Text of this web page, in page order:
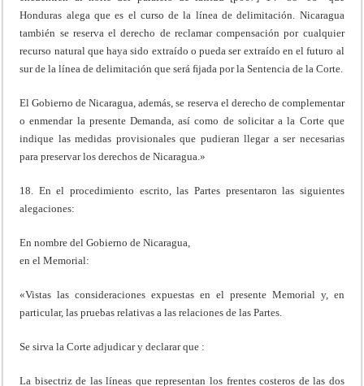
Honduras alega que es el curso de la línea de delimitación. Nicaragua
también se reserva el derecho de reclamar compensación por cualquier
recurso natural que haya sido extraído o pueda ser extraído en el futuro al
sur de la línea de delimitación que será ﬁjada por la Sentencia de la Corte.
El Gobierno de Nicaragua, además, se reserva el derecho de complementar
o enmendar la presente Demanda, así como de solicitar a la Corte que
indique las medidas provisionales que pudieran llegar a ser necesarias
para preservar los derechos de Nicaragua.»
18. En el procedimiento escrito, las Partes presentaron las siguientes
alegaciones:
En nombre del Gobierno de Nicaragua,
en el Memorial:
«Vistas las consideraciones expuestas en el presente Memorial y, en
particular, las pruebas relativas a las relaciones de las Partes.
Se sirva la Corte adjudicar y declarar que :
La bisectriz de las líneas que representan los frentes costeros de las dos